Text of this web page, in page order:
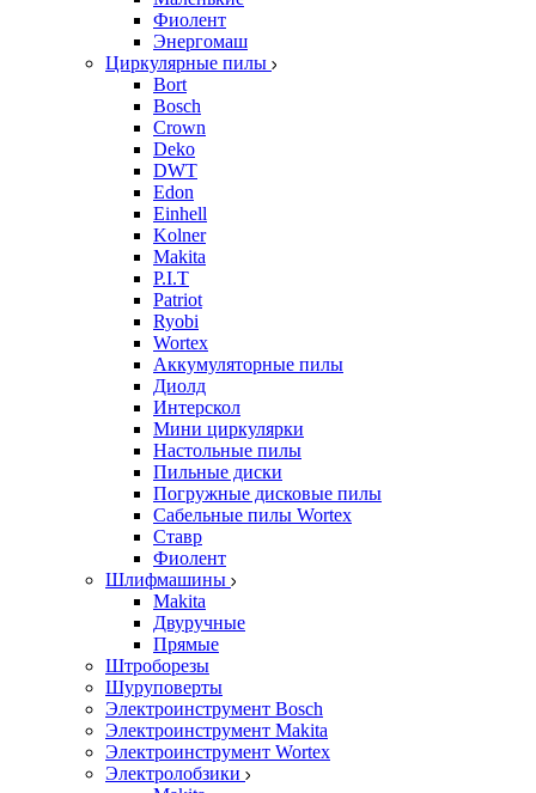
Фиолент
Энергомаш
Циркулярные пилы
Bort
Bosch
Crown
Deko
DWT
Edon
Einhell
Kolner
Makita
P.I.T
Patriot
Ryobi
Wortex
Аккумуляторные пилы
Диолд
Интерскол
Мини циркулярки
Настольные пилы
Пильные диски
Погружные дисковые пилы
Сабельные пилы Wortex
Ставр
Фиолент
Шлифмашины
Makita
Двуручные
Прямые
Штроборезы
Шуруповерты
Электроинструмент Bosch
Электроинструмент Makita
Электроинструмент Wortex
Электролобзики